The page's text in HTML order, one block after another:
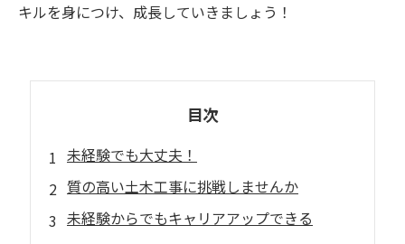
キルを身につけ、成長していきましょう！
目次
未経験でも大丈夫！
質の高い土木工事に挑戦しませんか
未経験からでもキャリアアップできる